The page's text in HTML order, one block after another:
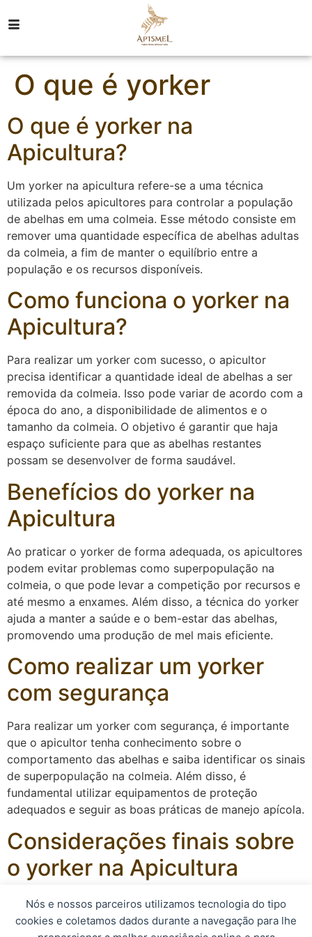
Nós e nossos parceiros utilizamos tecnologia do tipo
cookies e coletamos dados durante a navegação para lhe
O que é yorker
O que é yorker na
Apicultura?
Um yorker na apicultura refere-se a uma técnica
utilizada pelos apicultores para controlar a população
de abelhas em uma colmeia. Esse método consiste em
remover uma quantidade específica de abelhas adultas
da colmeia, a fim de manter o equilíbrio entre a
população e os recursos disponíveis.
Como funciona o yorker na
Apicultura?
Para realizar um yorker com sucesso, o apicultor
precisa identificar a quantidade ideal de abelhas a ser
removida da colmeia. Isso pode variar de acordo com a
época do ano, a disponibilidade de alimentos e o
tamanho da colmeia. O objetivo é garantir que haja
espaço suficiente para que as abelhas restantes
possam se desenvolver de forma saudável.
Benefícios do yorker na
Apicultura
Ao praticar o yorker de forma adequada, os apicultores
podem evitar problemas como superpopulação na
colmeia, o que pode levar a competição por recursos e
até mesmo a enxames. Além disso, a técnica do yorker
ajuda a manter a saúde e o bem-estar das abelhas,
promovendo uma produção de mel mais eficiente.
Como realizar um yorker
com segurança
Para realizar um yorker com segurança, é importante
que o apicultor tenha conhecimento sobre o
comportamento das abelhas e saiba identificar os sinais
de superpopulação na colmeia. Além disso, é
fundamental utilizar equipamentos de proteção
adequados e seguir as boas práticas de manejo apícola.
Considerações finais sobre
o yorker na Apicultura
O yorker é uma técnica essencial para o manejo
adequado das colmeias de abelhas, contribuindo para a
saúde e o desenvolvimento das colônias. Ao praticar o